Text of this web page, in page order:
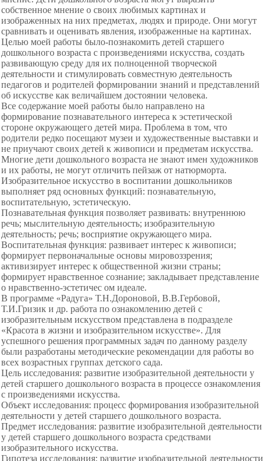
собственное мнение о своих любимых картинах и
изображенных на них предметах, людях и природе. Они могут
сравнивать и оценивать явления, изображенные на картинах.
Целью моей работы было-познакомить детей старшего
дошкольного возраста с произведениями искусства, создать
развивающую среду для их полноценной творческой
деятельности и стимулировать совместную деятельность
педагогов и родителей формировании знаний и представлений
об искусстве как величайшем достоянии человека.
Все содержание моей работы было направлено на
формирование познавательного интереса к эстетической
стороне окружающего детей мира. Проблема в том, что
родители редко посещают музеи и художественные выставки и
не приучают своих детей к живописи и предметам искусства.
Многие дети дошкольного возраста не знают имен художников
и их работы, не могут отличить пейзаж от натюрморта.
Изобразительное искусство в воспитании дошкольников
выполняет ряд основных функций: познавательную,
воспитательную, эстетическую.
Познавательная функция позволяет развивать: внутреннюю
речь; мыслительную деятельность; изобразительную
деятельность; речь; восприятие окружающего мира.
Воспитательная функция: развивает интерес к живописи;
формирует первоначальные основы мировоззрения;
активизирует интерес к общественной жизни страны;
формирует нравственное сознание; закладывает представление
о нравственно-эстетичес ом идеале.
В программе «Радуга» Т.Н.Дороновой, В.В.Гербовой,
Т.И.Гризик и др. работа по ознакомлению детей с
изобразительным искусством представлена в подразделе
«Красота в жизни и изобразительном искусстве». Для
успешного решения программных задач по данному разделу
были разработаны методические рекомендации для работы во
всех возрастных группах детского сада.
Цель исследования: развитие изобразительной деятельности у
детей старшего дошкольного возраста в процессе ознакомления
с произведениями искусства.
Объект исследования: процесс формирования изобразительной
деятельности у детей старшего дошкольного возраста.
Предмет исследования: развитие изобразительной деятельности
у детей старшего дошкольного возраста средствами
изобразительного искусства.
Гипотеза исследования: развитие изобразительной деятельности